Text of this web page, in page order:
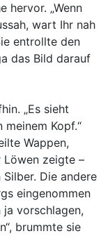
hervor. „Wenn
wart Ihr nah
entrollte den
das Bild darauf
„Es sieht
Kopf.“
Wappen,
Löwen zeigte –
Die andere
eingenommen
ja vorschlagen,
brummte sie